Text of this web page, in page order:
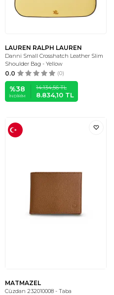
LAUREN RALPH LAUREN
Danni Small Crosshatch Leather Slim
Shoulder Bag - Yellow
0.0 (0)
%38
İNDIRIM
14.134,56TL
8.834,10 TL
MATMAZEL
Cüzdan 232010008 - Taba